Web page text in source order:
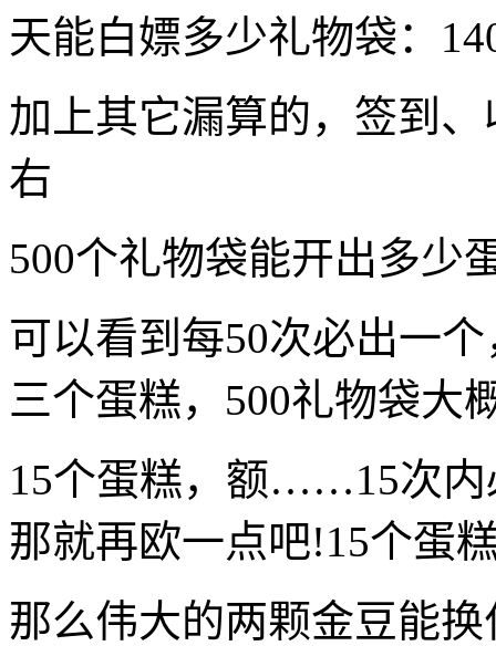
天能白嫖多少礼物袋：
加上其它漏算的，签到
右
500个礼物袋能开出多少
可以看到每50次必出一
三个蛋糕，500礼物袋大
15个蛋糕，额……15次内
那就再欧一点吧!15个蛋
那么伟大的两颗金豆能